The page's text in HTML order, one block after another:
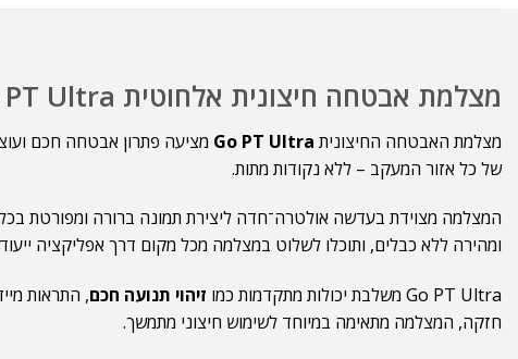
מצלמת אבטחה חיצונית אלחוטית Go PT Ultra
מצלמת האבטחה החיצונית Go PT Ultra מציעה פתרון אבטחה חכם
של כל אזור המעקב – ללא נקודות מתות.
המצלמה מצוידת בעדשה אולטרה־חדה ליצירת תמונה ברורה ומפורטת
ומהירה ללא כבלים, ותוכלו לשלוט במצלמה מכל מקום דרך אפליקציה
Go PT Ultra משלבת יכולות מתקדמות כמו זיהוי תנועה חכם, התראות
חזקה, המצלמה מתאימה במיוחד לשימוש חיצוני מתמשך.